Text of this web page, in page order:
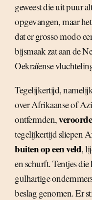
geweest die uit puur
opgevangen, maar
dat er grosso modo
bijsmaak zat aan de
Oekraïense
Tegelijkertijd,
over Afrikaanse of
ontfermden,
tegelijkertijd sliepen
buiten op een veld,
en schurft. Tentjes
gulhartige
beslag genomen. Er